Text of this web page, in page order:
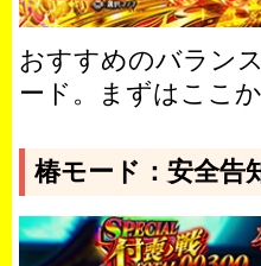
おすすめのバラン
ード。まずはここ
椿モード：安全告